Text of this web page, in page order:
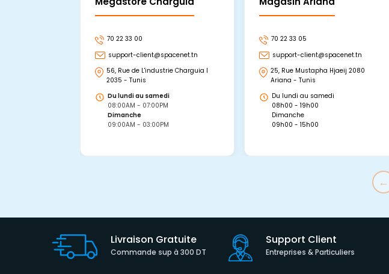
70 22 33 00
support-client@spacenet.tn
56, Rue de L'industrie Charguia I
2035 - Tunis
Du lundi au samedi
08:00AM - 07:00PM
Dimanche
09:00AM - 03:00PM
70 22 33 05
support-client@spacenet.tn
25, Rue Mustapha Hjaeij 2080
Ariana - Tunis
Du lundi au samedi
08h00 - 19h00
Dimanche
09h00 - 15h00
←
Livraison Gratuite
Commande sup à 300 DT
Support Client
Entreprises & Particuliers